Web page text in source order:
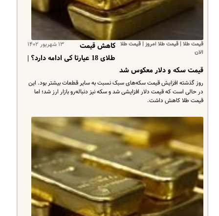
قیمت طلا | قیمت طلا امروز | قیمت طلا
الان
۱۳ شهریور ۱۴۰۲
کاهش قیمت
طلای 18 عیارتا کی ادامه دارد؟ |
قیمت سکه و دلار معکوس شد
روز گذشته افزایش قیمت سکه‌های سبک نسبت به سایر قطعات بیشتر بود. این
در حالی است که قیمت دلار افزایشی شد و سکه نیز دنباله‌رو بازار ارز شد؛ اما
قیمت طلا کاهش داشت.